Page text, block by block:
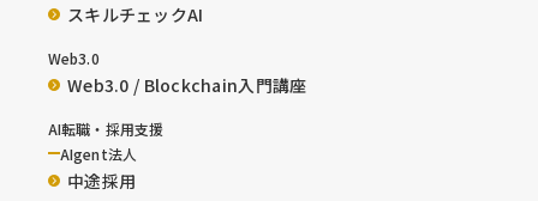
スキルチェックAI
Web3.0
Web3.0 / Blockchain入門講座
AI転職・採用支援
AIgent法人
中途採用